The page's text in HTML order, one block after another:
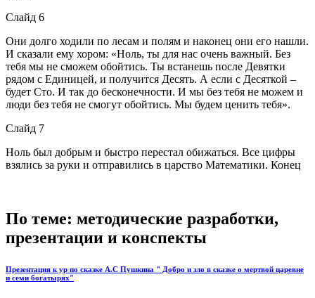
Слайд 6
Они долго ходили по лесам и полям и наконец они его нашли.
И сказали ему хором: «Ноль, ты для нас очень важный. Без
тебя мы не сможем обойтись. Ты встанешь после Девятки
рядом с Единицей, и получится Десять. А если с Десяткой –
будет Сто. И так до бесконечности. И мы без тебя не можем и
люди без тебя не смогут обойтись. Мы будем ценить тебя».
Слайд 7
Ноль был добрым и быстро перестал обижаться. Все цифры
взялись за руки и отправились в царство Математики. Конец
По теме: методические разработки,
презентации и конспекты
Презентация к ур по сказке А.С Пушкина " Добро и зло в сказке о мертвой царевне
и семи богатырях"